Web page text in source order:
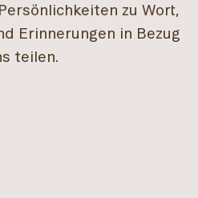
zu Wort,
Erinnerungen in Bezug
teilen.